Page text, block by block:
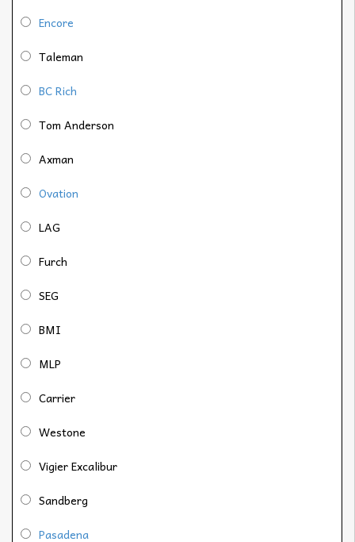
Encore
Taleman
BC Rich
Tom Anderson
Axman
Ovation
LAG
Furch
SEG
BMI
MLP
Carrier
Westone
Vigier Excalibur
Sandberg
Pasadena